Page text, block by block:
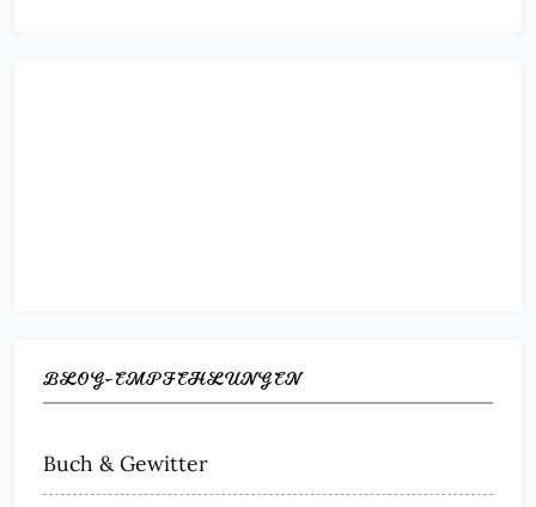
BLOG-EMPFEHLUNGEN
Buch & Gewitter